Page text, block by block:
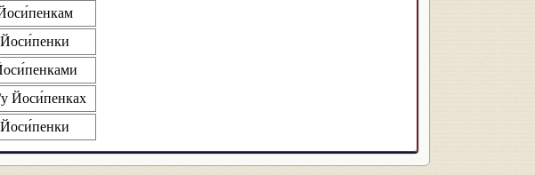
Йоси́пенки
Йоси́пенках
Йоси́пенки